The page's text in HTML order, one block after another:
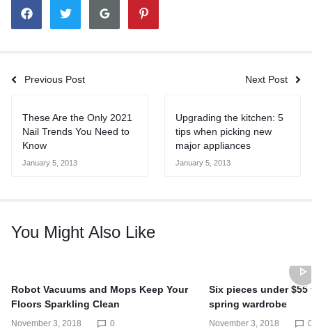
Previous Post Next Post
These Are the Only 2021
Nail Trends You Need to
Know
January 5, 2013
Upgrading the kitchen: 5
tips when picking new
major appliances
January 5, 2013
You Might Also Like
Robot Vacuums and Mops Keep Your
Floors Sparkling Clean
November 3, 2018 0
Six pieces under
spring wardrobe
November 3, 2018